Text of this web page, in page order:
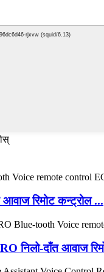
रिमोट कन्ट्रोल ...
निलो-दाँत आवाज